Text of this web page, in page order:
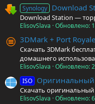
Synology Download
Download Station —
ElisovSlava Обновлено:
3DMark + Port Royale
Скачать 3DMark
домашнего
ElisovSlava Обновлено:
ISO Оригинальный
Скачать оригинальный
ElisovSlava Обновлено: